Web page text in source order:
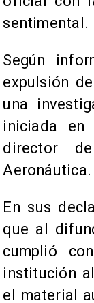
sentimental.
Según
expulsión
una
iniciada en
director
Aeronáutica.
En sus
que al
cumplió
institución
el material